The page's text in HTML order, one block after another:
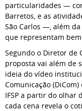
particularidades —
Barretos, e as
São Carlos —, além
que representam bem
Segundo o Diretor de
proposta vai além de
ideia do vídeo
Comunicação
IFSP a partir do olhar
cada cena revela o